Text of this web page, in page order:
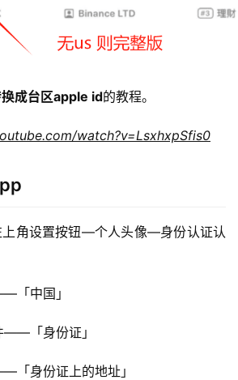
成台区apple id的教程。
watch?v=LsxhxpSfis0
上角设置按钮—个人头像—身份认证认
「中国」
——「身份证」
「身份证上的地址」